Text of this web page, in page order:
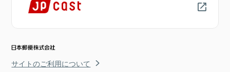
サイトのご利用について